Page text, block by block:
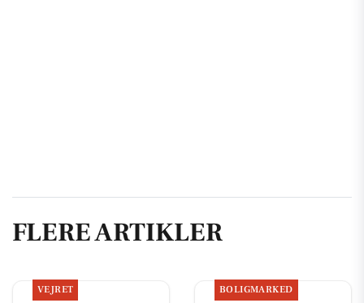
FLERE ARTIKLER
VEJRET BOLIGMARKED